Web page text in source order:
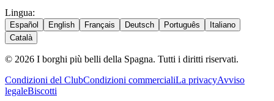
Lingua:
Español English Français Deutsch Português
Italiano
Català
© 2026 I borghi più belli della Spagna. Tutti i diritti riservati.
Condizioni del ClubCondizioni commercialiLa privacyAvviso
legaleBiscotti